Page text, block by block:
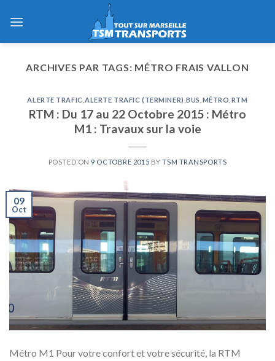
ARCHIVES PAR TAGS: MÉTRO FRAIS VALLON
ALERTE TRAFIC ,ALERTE TRAFIC (TERMINER) ,BUS MÉTRO RTM
RTM : Du 17 au 22 Octobre 2015 : Métro
M1 : Travaux sur la voie
POSTED ON 9 OCTOBRE 2015 BYTSM TRANSPORTS
09
Oct
Métro M1 Pour votre confort et votre sécurité, la RTM